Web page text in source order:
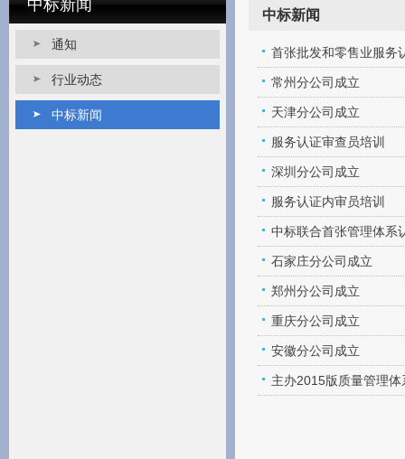
中标新闻
通知
行业动态
中标新闻
中标新闻
首张批发和零售业服务
常州分公司成立
天津分公司成立
服务认证审查员培训
深圳分公司成立
服务认证内审员培训
中标联合首张管理体系
石家庄分公司成立
郑州分公司成立
重庆分公司成立
安徽分公司成立
主办2015版质量管理体